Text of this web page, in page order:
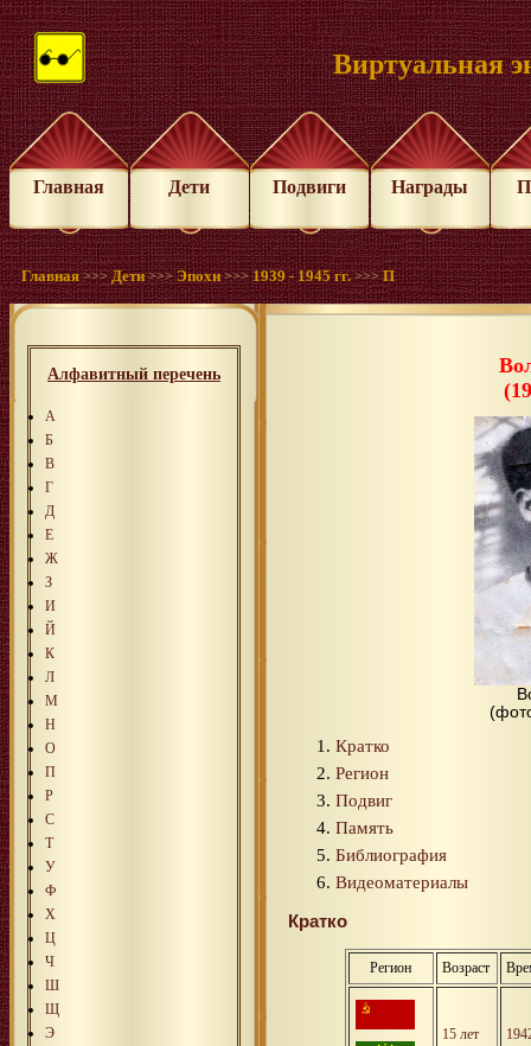
Виртуальная
Главная Дети Подвиги Награды
Главная >>>Дети >>>Эпохи >>>1939 - 1945 гг. >>>П
Алфавитный перечень
А
Б
В
Г
Д
Е
Ж
З
И
Й
К
Л
М
Н
О
П
Р
С
Т
У
Ф
Х
Ц
Ч
Ш
Щ
Э
Кратко
Регион
Подвиг
Память
Библиография
Видеоматериалы
Кратко
Регион Возраст
15 лет